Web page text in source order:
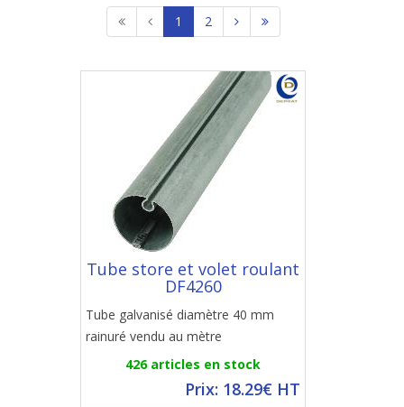
1 2
Tube store et volet roulant
DF4260
Tube galvanisé diamètre 40 mm
rainuré vendu au mètre
426 articles en stock
Prix: 18.29€ HT